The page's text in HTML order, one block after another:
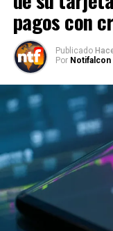
pagos con
Publicado
Por Notifalcon